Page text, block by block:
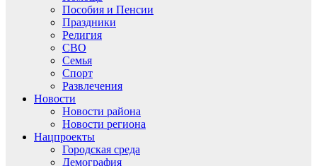
Пособия и Пенсии
Праздники
Религия
СВО
Семья
Спорт
Развлечения
Новости
Новости района
Новости региона
Нацпроекты
Городская среда
Демография